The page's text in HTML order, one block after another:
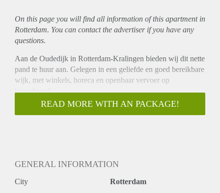
On this page you will find all information of this apartmentin
Rotterdam. You can contact the advertiser if you have any
questions.
Aan de Oudedijk in Rotterdam-Kralingen bieden wij dit nette
pand te huur aan. Gelegen in een geliefde en goed bereikbare
wijk, met winkels, horeca en openbaar vervoer op
loopafstand.
Kenmerken:
Gelegen in Kralingen, nabij Lusthofstraat en Kralingse Plas
De Oudedijk is een levendige straat met alle voorzieningen in
de buurt. Binnen enkele minuten bent u in het centrum van
Rotterdam of in het groene Kralingse Bos.
READ MORE WITH AN PACKAGE!
GENERAL INFORMATION
City Rotterdam